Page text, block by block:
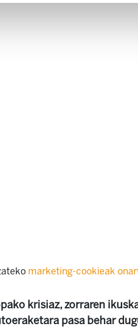
marketing-cookieak
krisiaz, zorraren
pasa behar